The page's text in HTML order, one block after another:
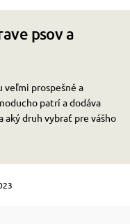
psov a
veľmi prospešné a
patrí a dodáva
aký druh vybrať pre vášho